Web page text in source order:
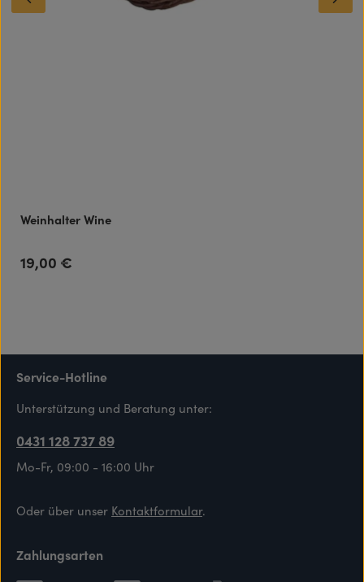
Weinhalter Wine
Regulärer Preis:
19,00 €
Service-Hotline
Unterstützung und Beratung unter:
0431 128 737 89
Mo-Fr, 09:00 - 16:00 Uhr
Oder über unser Kontaktformular.
Zahlungsarten